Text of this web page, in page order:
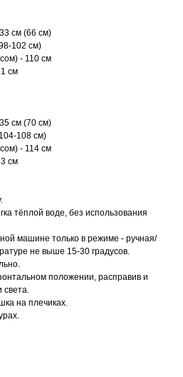
см (66 см)
102 см)
- 110 см
см
см (70 см)
108 см)
- 114 см
см
тёплой воде, без использования
машине только в режиме - ручная/
не выше 15-30 градусов.
положении, расправив и
света.
на плечиках.